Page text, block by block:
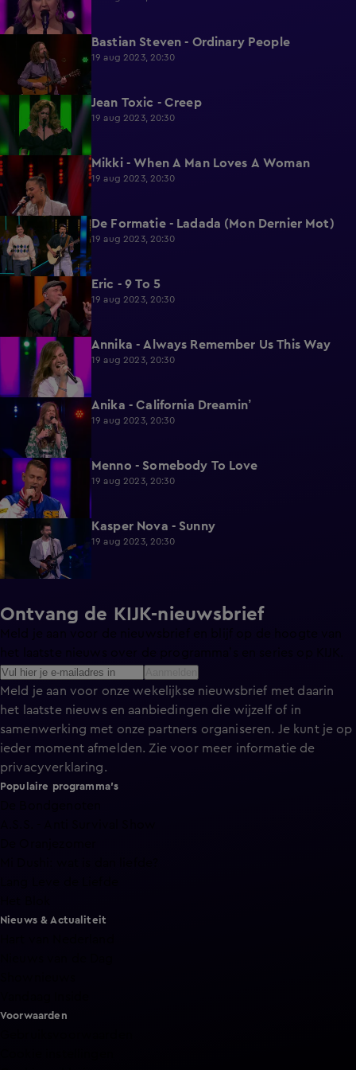
Bastian Steven - Ordinary People
19 aug 2023, 20:30
2:05 Jean Toxic - Creep
19 aug 2023, 20:30
2:08 Mikki - When A Man Loves A Woman
19 aug 2023, 20:30
2:02 De Formatie - Ladada (Mon Dernier Mot)
19 aug 2023, 20:30
2:24 Eric - 9 To 5
19 aug 2023, 20:30
1:59 Annika - Always Remember Us This Way
19 aug 2023, 20:30
2:00 Anika - California Dreamin’
19 aug 2023, 20:30
2:00 Menno - Somebody To Love
19 aug 2023, 20:30
2:04 Kasper Nova - Sunny
19 aug 2023, 20:30
Ontvang de KIJK-nieuwsbrief
Meld je aan voor de nieuwsbrief en blijf op de hoogte van
het laatste nieuws over de programma’s en series op KIJK.
Meld je aan voor onze wekelijkse nieuwsbrief met daarin
het laatste nieuws en aanbiedingen die wijzelf of in
samenwerking met onze partners organiseren. Je kunt je op
ieder moment afmelden. Zie voor meer informatie de
privacyverklaring.
Populaire programma's
Nieuws & Actualiteit
Voorwaarden